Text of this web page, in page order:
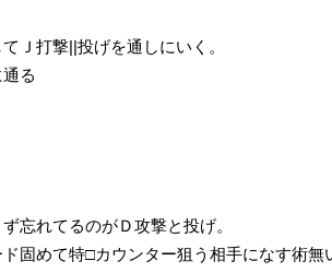
Ｊ打撃||投げを通しにいく。
る
忘れてるのがＤ攻撃と投げ。
固めて特□カウンター狙う相手になす術無